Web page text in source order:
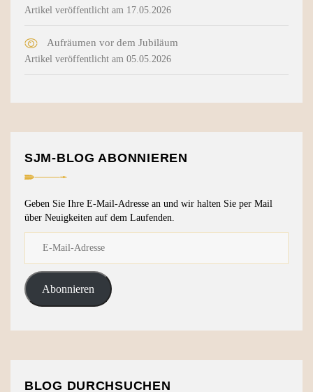
Artikel veröffentlicht am 17.05.2026
Aufräumen vor dem Jubiläum
Artikel veröffentlicht am 05.05.2026
SJM-BLOG ABONNIEREN
Geben Sie Ihre E-Mail-Adresse an und wir halten Sie per Mail
über Neuigkeiten auf dem Laufenden.
Abonnieren
BLOG DURCHSUCHEN